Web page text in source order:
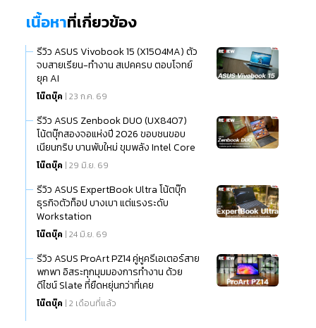
เนื้อหาที่เกี่ยวข้อง
รีวิว ASUS Vivobook 15 (X1504MA) ตัว
จบสายเรียน-ทำงาน สเปคครบ ตอบโจทย์
ยุค AI
โน๊ตบุ๊ค | 23 ก.ค. 69
รีวิว ASUS Zenbook DUO (UX8407)
โน้ตบุ๊กสองจอแห่งปี 2026 ขอบชนขอบ
เนียนกริบ บานพับใหม่ ขุมพลัง Intel Core
Ultra (Series 3)
โน๊ตบุ๊ค | 29 มิ.ย. 69
รีวิว ASUS ExpertBook Ultra โน้ตบุ๊ก
ธุรกิจตัวท็อป บางเบา แต่แรงระดับ
Workstation
โน๊ตบุ๊ค | 24 มิ.ย. 69
รีวิว ASUS ProArt PZ14 คู่หูครีเอเตอร์สาย
พกพา อิสระทุกมุมมองการทำงาน ด้วย
ดีไซน์ Slate ที่ยืดหยุ่นกว่าที่เคย
โน๊ตบุ๊ค | 2 เดือนที่แล้ว